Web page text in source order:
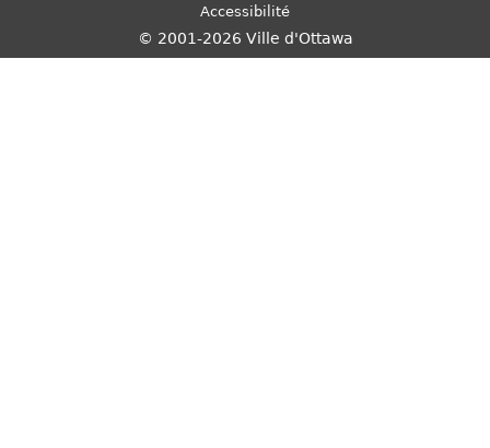
r
Accessibilité
© 2001-2026 Ville d'Ottawa